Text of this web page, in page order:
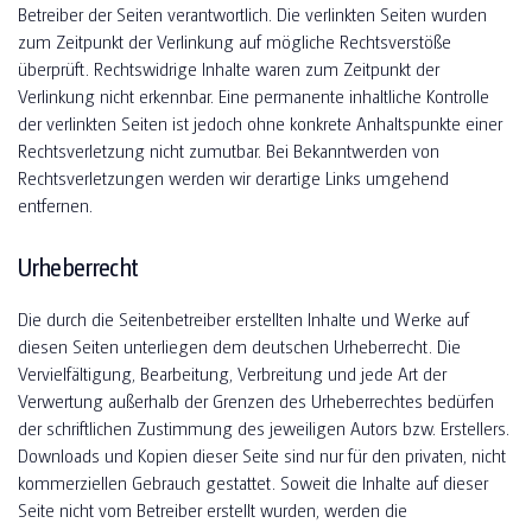
Betreiber der Seiten verantwortlich. Die verlinkten Seiten wurden
zum Zeitpunkt der Verlinkung auf mögliche Rechtsverstöße
überprüft. Rechtswidrige Inhalte waren zum Zeitpunkt der
Verlinkung nicht erkennbar. Eine permanente inhaltliche Kontrolle
der verlinkten Seiten ist jedoch ohne konkrete Anhaltspunkte einer
Rechtsverletzung nicht zumutbar. Bei Bekanntwerden von
Rechtsverletzungen werden wir derartige Links umgehend
entfernen.
Urheberrecht
Die durch die Seitenbetreiber erstellten Inhalte und Werke auf
diesen Seiten unterliegen dem deutschen Urheberrecht. Die
Vervielfältigung, Bearbeitung, Verbreitung und jede Art der
Verwertung außerhalb der Grenzen des Urheberrechtes bedürfen
der schriftlichen Zustimmung des jeweiligen Autors bzw. Erstellers.
Downloads und Kopien dieser Seite sind nur für den privaten, nicht
kommerziellen Gebrauch gestattet. Soweit die Inhalte auf dieser
Seite nicht vom Betreiber erstellt wurden, werden die